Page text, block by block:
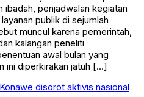
ibadah, penjadwalan kegiatan
publik di sejumlah
muncul karena pemerintah,
kalangan peneliti
awal bulan yang
ini diperkirakan jatuh […]